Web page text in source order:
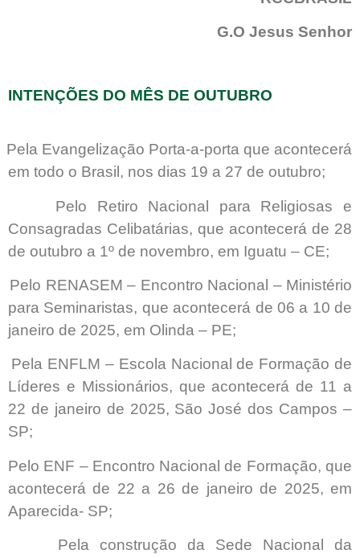
G.O Jesus Senhor
INTENÇÕES DO MÊS DE OUTUBRO
Pela Evangelização Porta-a-porta que acontecerá
em todo o Brasil, nos dias 19 a 27 de outubro;
Pelo Retiro Nacional para Religiosas e
Consagradas Celibatárias, que acontecerá de 28
de outubro a 1º de novembro, em Iguatu – CE;
Pelo RENASEM – Encontro Nacional – Ministério
para Seminaristas, que acontecerá de 06 a 10 de
janeiro de 2025, em Olinda – PE;
Pela ENFLM – Escola Nacional de Formação de
Líderes e Missionários, que acontecerá de 11 a
22 de janeiro de 2025, São José dos Campos –
SP;
Pelo ENF – Encontro Nacional de Formação, que
acontecerá de 22 a 26 de janeiro de 2025, em
Aparecida- SP;
Pela construção da Sede Nacional da